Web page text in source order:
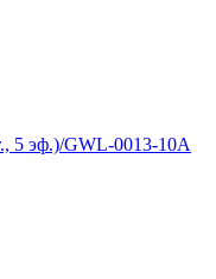
5 эф.)/GWL-0013-10A